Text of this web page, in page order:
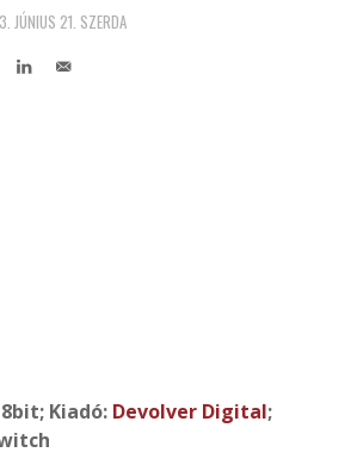
JÚNIUS 21. SZERDA
Kiadó: Devolver Digital;